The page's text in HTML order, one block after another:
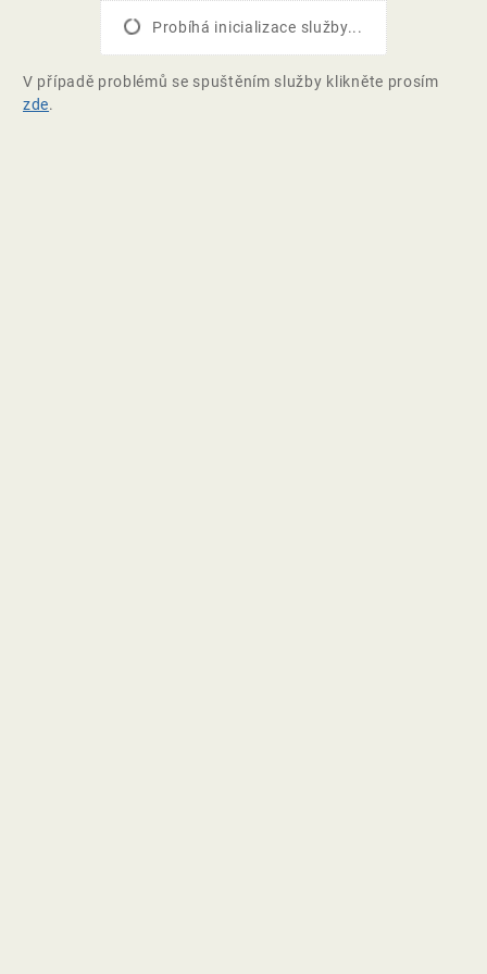
Probíhá inicializace služby...
V případě problémů se spuštěním služby klikněte prosím
zde.